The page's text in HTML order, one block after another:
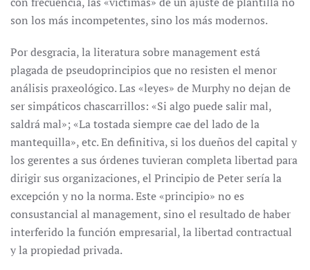
son los más incompetentes, sino los más modernos.
Por desgracia, la literatura sobre management está
plagada de pseudoprincipios que no resisten el menor
análisis praxeológico. Las «leyes» de Murphy no dejan de
ser simpáticos chascarrillos: «Si algo puede salir mal,
saldrá mal»; «La tostada siempre cae del lado de la
mantequilla», etc. En definitiva, si los dueños del capital y
los gerentes a sus órdenes tuvieran completa libertad para
dirigir sus organizaciones, el Principio de Peter sería la
excepción y no la norma. Este «principio» no es
consustancial al management, sino el resultado de haber
interferido la función empresarial, la libertad contractual
y la propiedad privada.